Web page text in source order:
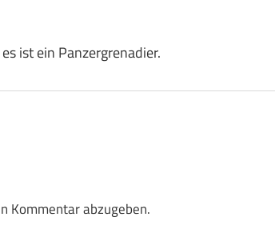
ist ein Panzergrenadier.
Kommentar abzugeben.